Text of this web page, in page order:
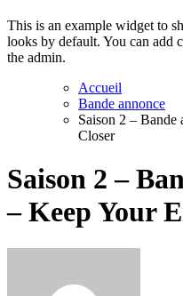
This is an example widget to
looks by default. You can add
the admin.
Accueil
Bande annonce
Saison 2 – Bande
Closer
Saison 2 –
– Keep Your